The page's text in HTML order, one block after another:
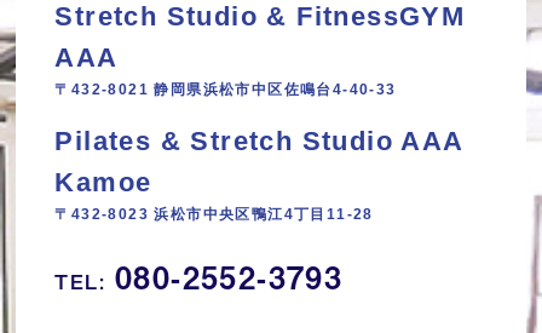
Stretch Studio & FitnessGYM
AAA
〒432-8021 静岡県浜松市中区佐鳴台4-40-33
Pilates & Stretch Studio AAA
Kamoe
〒432-8023 浜松市中央区鴨江4丁目11‐28
TEL: 080-2552-3793